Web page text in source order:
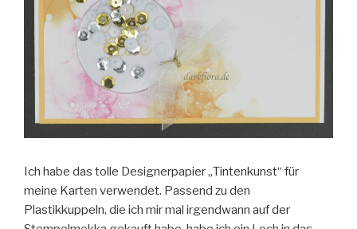
Ich habe das tolle Designerpapier „Tintenkunst“ für
meine Karten verwendet. Passend zu den
Plastikkuppeln, die ich mir mal irgendwann auf der